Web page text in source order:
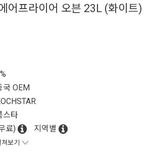
어프라이어 오븐 23L (화이트)
국 OEM
스타
료)
지역별
보기